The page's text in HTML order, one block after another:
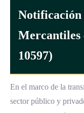
Notificación
Mercantiles
10597)
En el marco de la
sector público y